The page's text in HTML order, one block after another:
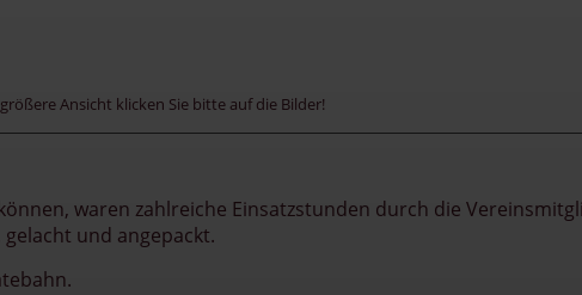
Ansicht klicken Sie bitte auf die Bilder!
waren zahlreiche Einsatzstunden durch die
und angepackt.